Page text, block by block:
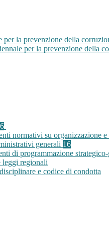
per la prevenzione della
per la prevenzione della
normativi su organizzazione e
generali 16
di programmazione
leggi regionali
e codice di condotta